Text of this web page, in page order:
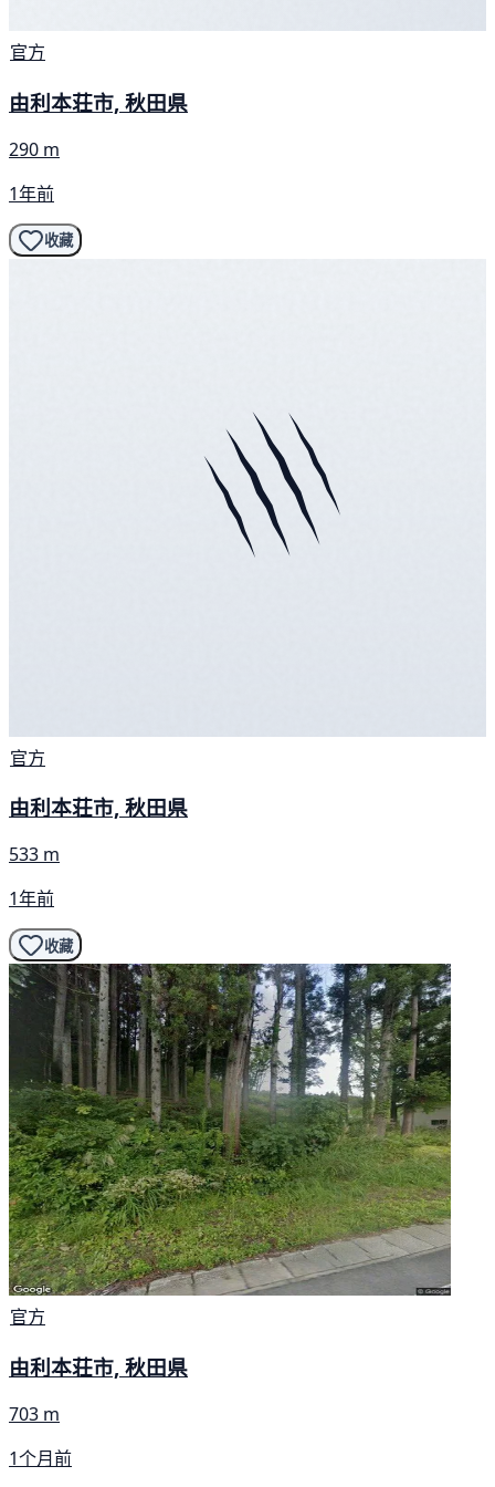
官方
由利本荘市, 秋田県
290 m
1年前
收藏
官方
由利本荘市, 秋田県
533 m
1年前
收藏
官方
由利本荘市, 秋田県
703 m
1个月前